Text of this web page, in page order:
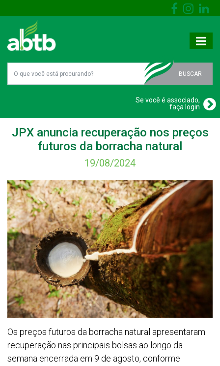
BUSCAR
Se você é associado,
faça login
JPX anuncia recuperação nos preços
futuros da borracha natural
19/08/2024
Os preços futuros da borracha natural apresentaram
recuperação nas principais bolsas ao longo da
semana encerrada em 9 de agosto, conforme